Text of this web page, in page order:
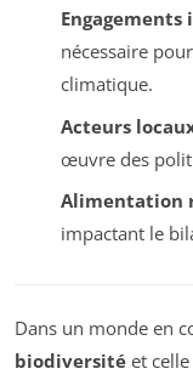
nécessaire
climatique.
Acteurs
œuvre des
Alimentation
impactant le
Dans un monde en
biodiversité et